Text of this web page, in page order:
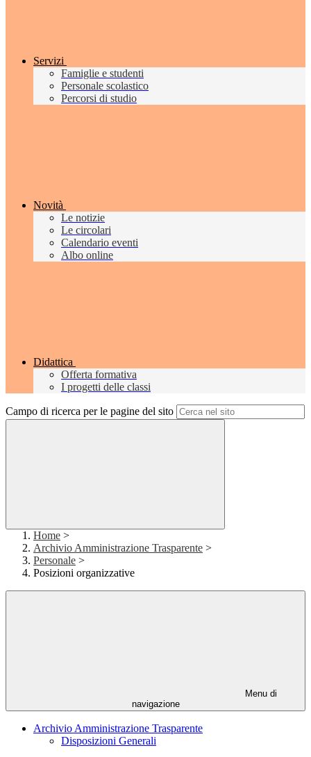
Servizi
Famiglie e studenti
Personale scolastico
Percorsi di studio
Novità
Le notizie
Le circolari
Calendario eventi
Albo online
Didattica
Offerta formativa
I progetti delle classi
Campo di ricerca per le pagine del sito
Home >
Archivio Amministrazione Trasparente >
Personale >
Posizioni organizzative
Menu di
navigazione
Archivio Amministrazione Trasparente
Disposizioni Generali